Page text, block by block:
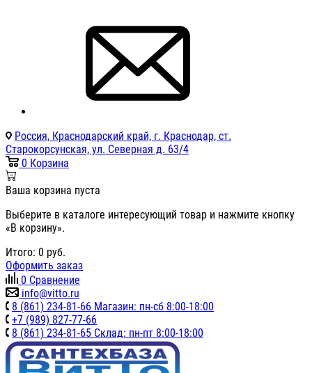
Россия, Краснодарский край, г. Краснодар, ст.
Старокорсунская, ул. Северная д. 63/4
0 Корзина
Ваша корзина пуста
Выберите в каталоге интересующий товар и нажмите кнопку
«В корзину».
Итого: 0 руб.
Оформить заказ
0 Сравнение
info@vitto.ru
8 (861) 234-81-66 Магазин: пн-сб 8:00-18:00
+7 (989) 827-77-66
8 (861) 234-81-65 Склад: пн-пт 8:00-18:00